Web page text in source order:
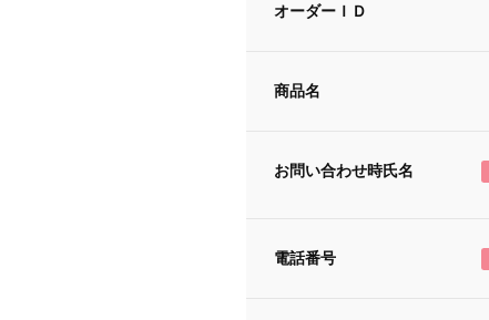
オーダーＩＤ
商品名
お問い合わせ時氏名
電話番号